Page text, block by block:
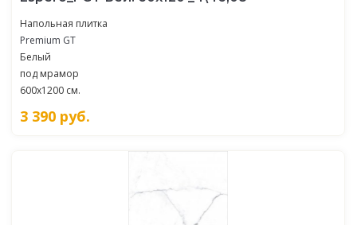
Напольная плитка
Premium GT
Белый
под мрамор
600x1200 см.
3 390 руб.